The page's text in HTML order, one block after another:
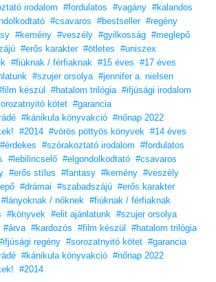
irodalom #fordulatos #vagány #kalandos
#csavaros #bestseller #regény
#kemény #veszély #gyilkosság #meglepő
#erős karakter #ötletes
#uniszex
#fiúknak / férfiaknak #15 éves
#17 éves
#szujer orsolya #jennifer a. nielsen
készül #hatalom trilógia #ifjúsági irodalom
kötet #garancia
#kánikula könyvakció #nőnap 2022
#2014 #vörös pöttyös könyvek #14 éves
#érdekes #szórakoztató irodalom
#fordulatos
#lebilincselő #elgondolkodtató #csavaros
#erős stílus #fantasy #kemény #veszély
#drámai #szabadszájú #erős karakter
#lányoknak / nőknek #fiúknak / férfiaknak
#könyvek #elit ajánlatunk #szujer orsolya
#árva #kardozós #film készül
#hatalom trilógia
regény #sorozatnyitó kötet #garancia
#kánikula könyvakció #nőnap 2022
#2014